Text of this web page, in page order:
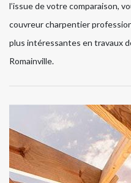
l’issue de votre comparaison,
couvreur charpentier
plus intéressantes en travaux
Romainville.